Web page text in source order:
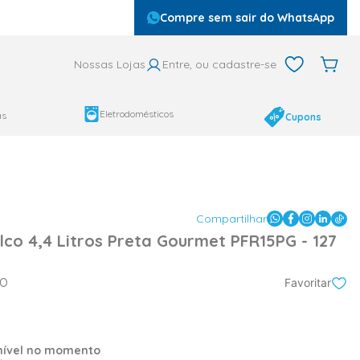
Compre sem sair do WhatsApp
Nossas Lojas Entre, ou cadastre-se
Eletrodomésticos Cupons
Compartilhar
4,4 Litros Preta Gourmet PFR15PG - 127
Favoritar
no momento